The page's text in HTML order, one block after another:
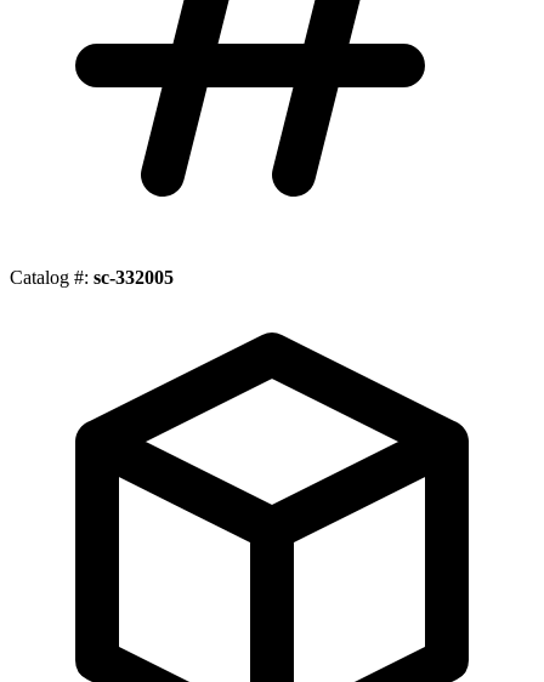
Catalog #: sc-332005